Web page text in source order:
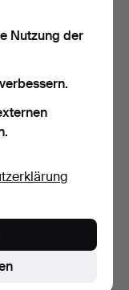
Nutzung der